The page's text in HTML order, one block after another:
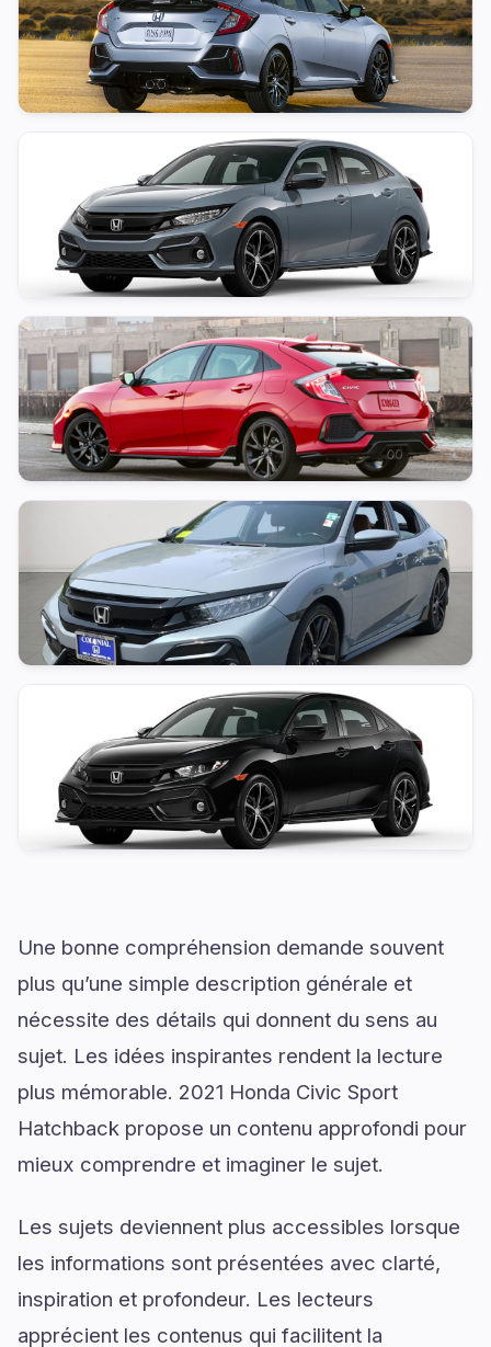
Une bonne compréhension demande souvent
plus qu’une simple description générale et
nécessite des détails qui donnent du sens au
sujet. Les idées inspirantes rendent la lecture
plus mémorable. 2021 Honda Civic Sport
Hatchback propose un contenu approfondi pour
mieux comprendre et imaginer le sujet.
Les sujets deviennent plus accessibles lorsque
les informations sont présentées avec clarté,
inspiration et profondeur. Les lecteurs
apprécient les contenus qui facilitent la